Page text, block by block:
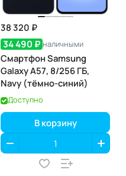
38 320 ₽
34 490 ₽ наличными
Смартфон Samsung
Galaxy A57, 8/256 ГБ,
Navy (тёмно-синий)
Доступно
В корзину